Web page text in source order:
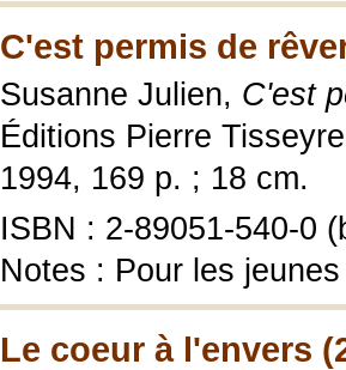
C'est permis de
Susanne Julien, C'est
Éditions Pierre
1994, 169 p. ; 18 cm.
ISBN : 2-89051-540-0
Notes : Pour les jeunes
Le coeur à l'envers